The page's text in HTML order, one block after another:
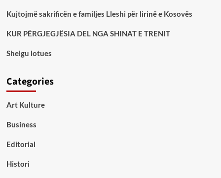
Kujtojmë sakrificën e familjes Lleshi për lirinë e Kosovës
KUR PËRGJEGJËSIA DEL NGA SHINAT E TRENIT
Shelgu lotues
Categories
Art Kulture
Business
Editorial
Histori